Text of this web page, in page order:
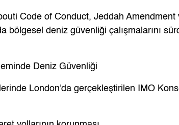
Code of Conduct, Jeddah Amendment
bölgesel deniz güvenliği çalışmalarını
Deniz Güvenliği
London'da gerçekleştirilen IMO